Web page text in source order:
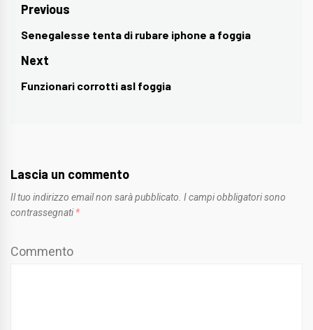
Navigazione
articoli
Previous
Previous
post:
Senegalesse tenta di rubare iphone a foggia
Next
Next
Funzionari corrotti asl foggia
Lascia un commento
Il tuo indirizzo email non sarà pubblicato. I campi obbligatori sono
contrassegnati *
Commento